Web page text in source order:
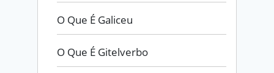
O Que É Galiceu
O Que É Gitelverbo